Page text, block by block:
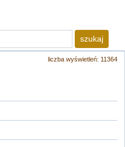
szukaj
liczba wyświetleń: 11364